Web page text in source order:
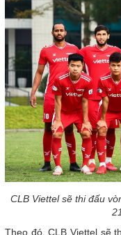
CLB Viettel sẽ thi đấu
Theo đó, CLB Viettel sẽ